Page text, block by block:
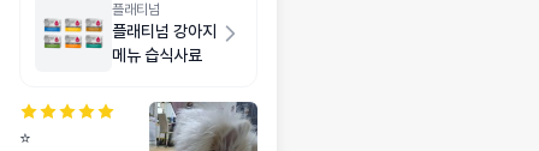
플래티넘
플래티넘 강아지
메뉴 습식사료
⭐️